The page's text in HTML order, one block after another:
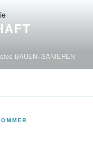
BAUEN+SANIEREN